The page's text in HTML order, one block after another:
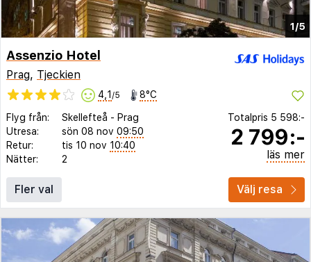
1/5
Assenzio Hotel
Prag, Tjeckien
4,1 /5 8°C
Flyg från: Skellefteå - Prag
Utresa:
sön 08 nov 09:50
Retur:
tis 10 nov 10:40
Nätter:
2
Totalpris 5 598:-
2 799:-
läs mer
Fler val Välj resa